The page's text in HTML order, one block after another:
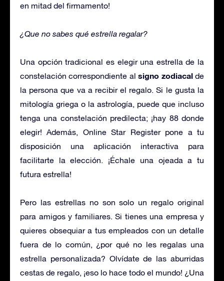
en mitad del firmamento!
¿Que no sabes qué estrella regalar?
Una opción tradicional es elegir una estrella de la
constelación correspondiente alsigno zodiacalde
la persona que va a recibir el regalo. Si le gusta la
mitología griega o la astrología, puede que incluso
tenga una constelación predilecta; ¡hay 88 donde
elegir! Además, Online Star Register pone a tu
disposición una aplicación interactiva para
facilitarte la elección. ¡Échale una ojeada a tu
futura estrella!
Pero las estrellas no son solo un regalo original
para amigos y familiares. Si tienes una empresa y
quieres obsequiar a tus empleados con un detalle
fuera de lo común, ¿por qué no les regalas una
estrella personalizada? Olvídate de las aburridas
cestas de regalo, ¡eso lo hace todo el mundo! ¿Una